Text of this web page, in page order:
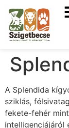
A Splendida
sziklás,
fekete-fehér
intelligenciájáról